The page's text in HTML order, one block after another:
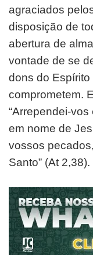
agraciados
disposição de
abertura de
vontade de se
dons do
comprometem.
“Arrependei-
em nome de
vossos
Santo” (At 2,38).